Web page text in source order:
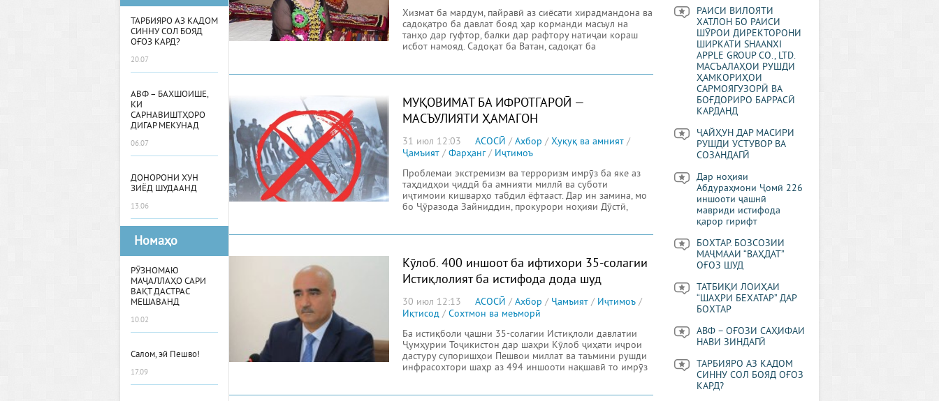
ТАРБИЯРО АЗ КАДОМ
СИННУ СОЛ БОЯД
ОҒОЗ КАРД?
20.07
АВФ – БАХШОИШЕ,
КИ
САРНАВИШТҲОРО
ДИГАР МЕКУНАД
06.07
ДОНОРОНИ ХУН
ЗИЁД ШУДААНД
13.06
Номаҳо
РӮЗНОМАЮ
МАҶАЛЛАҲО САРИ
ВАҚТ ДАСТРАС
МЕШАВАНД
10.02
Салом, эй Пешво!
17.09
Хизмат ба мардум, пайравӣ аз сиёсати хирадмандона ва
садоқатро ба давлат бояд ҳар корманди масъул на
танҳо дар гуфтор, балки дар рафтору натиҷаи кораш
исбот намояд. Садоқат ба Ватан, садоқат ба
МУҚОВИМАТ БА ИФРОТГАРОӢ —
МАСЪУЛИЯТИ ҲАМАГОН
31 июл 12:03 АСОСӢ / Ахбор / Ҳуқуқ ва амният /
Ҷамъият / Фарҳанг/ Иҷтимоъ
Проблемаи экстремизм ва терроризм имрӯз ба яке аз
таҳдидҳои ҷиддӣ ба амнияти миллӣ ва суботи
иҷтимоии кишварҳо табдил ёфтааст. Дар ин замина, мо
бо Ҷӯразода Зайниддин, прокурори ноҳияи Дӯстӣ,
Кӯлоб. 400 иншоот ба ифтихори 35-солагии
Истиқлолият ба истифода дода шуд
30 июл 12:13 АСОСӢ / Ахбор / Ҷамъият / Иҷтимоъ /
Иқтисод / Сохтмон ва меъморӣ
Ба истиқболи ҷашни 35-солагии Истиқлоли давлатии
Ҷумҳурии Тоҷикистон дар шаҳри Кӯлоб ҷиҳати иҷрои
дастуру супоришҳои Пешвои миллат ва таъмини рушди
инфрасохтори шаҳр аз 494 иншооти нақшавӣ то имрӯз
РАИСИ ВИЛОЯТИ
ХАТЛОН БО РАИСИ
ШӮРОИ ДИРЕКТОРОНИ
ШИРКАТИ SHAANXI
APPLE GROUP CO., LTD.
МАСЪАЛАҲОИ РУШДИ
ҲАМКОРИҲОИ
САРМОЯГУЗОРӢ ВА
БОҒДОРИРО БАРРАСӢ
КАРДАНД
ҶАЙҲУН ДАР МАСИРИ
РУШДИ УСТУВОР ВА
СОЗАНДАГӢ
Дар ноҳияи
Абдураҳмони Ҷомӣ 226
иншооти ҷашнӣ
мавриди истифода
қарор гирифт
БОХТАР. БОЗСОЗИИ
МАҶМААИ “ВАҲДАТ”
ОҒОЗ ШУД
ТАТБИҚИ ЛОИҲАИ
“ШАҲРИ БЕХАТАР” ДАР
БОХТАР
АВФ – ОҒОЗИ САҲИФАИ
НАВИ ЗИНДАГӢ
ТАРБИЯРО АЗ КАДОМ
СИННУ СОЛ БОЯД ОҒОЗ
КАРД?